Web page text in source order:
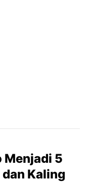
Menjadi 5
Kaling